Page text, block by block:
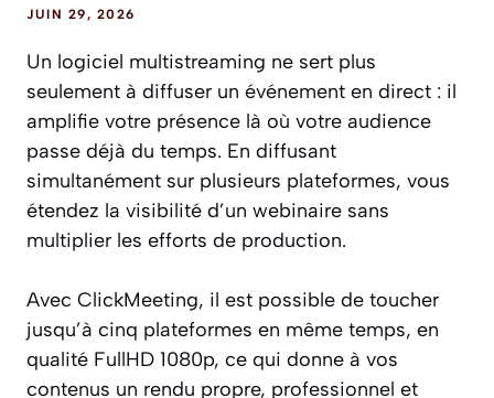
JUIN 29, 2026
Un logiciel multistreaming ne sert plus
seulement à diffuser un événement en direct : il
amplifie votre présence là où votre audience
passe déjà du temps. En diffusant
simultanément sur plusieurs plateformes, vous
étendez la visibilité d’un webinaire sans
multiplier les efforts de production.
Avec ClickMeeting, il est possible de toucher
jusqu’à cinq plateformes en même temps, en
qualité FullHD 1080p, ce qui donne à vos
contenus un rendu propre, professionnel et